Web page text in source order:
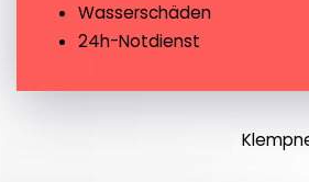
Wasserschäden
24h-Notdienst